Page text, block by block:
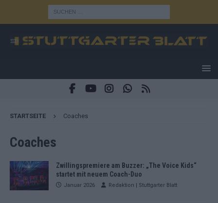
STARTSEITE Coaches
Coaches
Zwillingspremiere am Buzzer: „The Voice Kids“
startet mit neuem Coach-Duo
Januar 2026 Redaktion | Stuttgarter Blatt